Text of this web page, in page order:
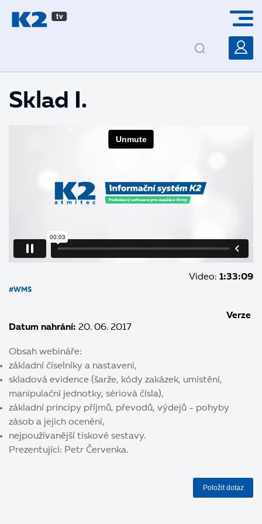
Sklad I.
Video: 1:33:09
#WMS
Datum nahrání: 20. 06. 2017
Verze
Obsah webináře:
základní číselníky a nastavení,
skladová evidence (šarže, kódy zakázek, umístění,
manipulační jednotky, sériová čísla),
základní principy příjmů, převodů, výdejů - pohyby
zásob a jejich ocenění,
nejpoužívanější tiskové sestavy.
Prezentující: Petr Červenka.
Položit dotaz